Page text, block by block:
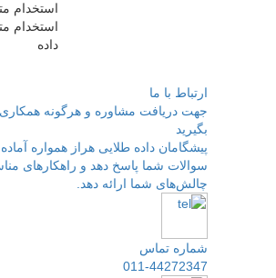
استخدام
استخدام
داده
ارتباط با ما
جهت دریافت مشاوره و هرگونه همکاری
بگیرید
پیشگامان داده طلایی هراز همواره
سوالات شما پاسخ دهد و راهکارهای
چالش‌های شما ارائه دهد.
شماره تماس
011-44272347